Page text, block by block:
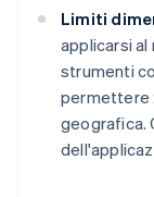
Limiti
applicarsi al
strumenti
permettere
geografica.